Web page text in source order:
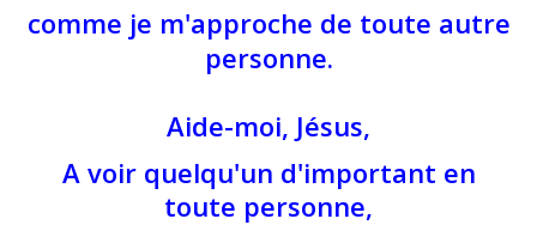
comme je m'approche de toute autre
personne.
Aide-moi, Jésus,
A voir quelqu'un d'important en
toute personne,